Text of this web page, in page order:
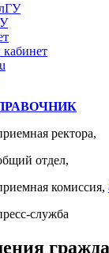
ректора,
отдел,
комиссия,
служба